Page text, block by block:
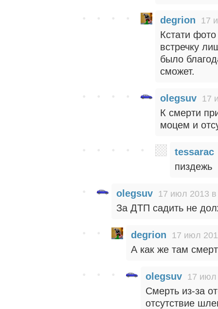
degrion 17
Кстати
встречку
было
сможет.
olegsuv 17
К смерти
моцем и
tessarac
пиздежь
olegsuv 17 июл 2013
За ДТП садить не
degrion 17 июл
А как же там
olegsuv 17 июл
Смерть из-за
отсутствие